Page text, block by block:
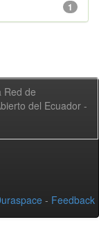
1
Red de
del Ecuador -
- Feedback